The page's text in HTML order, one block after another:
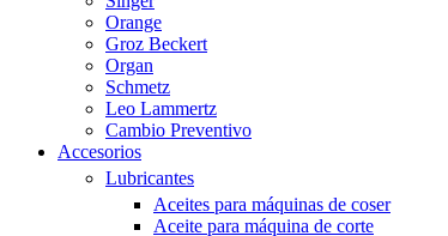
Orange
Groz Beckert
Organ
Schmetz
Leo Lammertz
Cambio Preventivo
Accesorios
Lubricantes
Aceites para máquinas de coser
Aceite para máquina de corte